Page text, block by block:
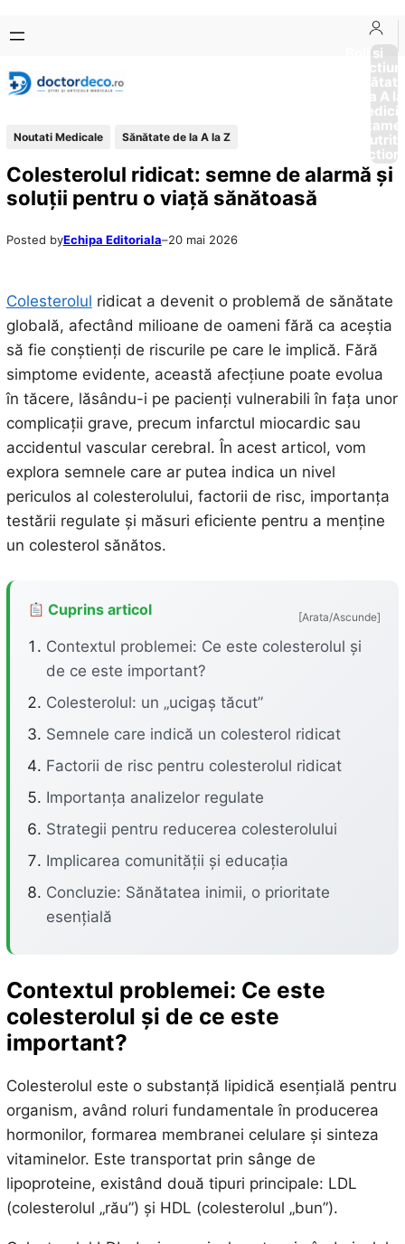
conținut
content
Boli si
Afectiuni
Sănătate
de la A
Noutati Medicale Sănătate de la A la Z
Colesterolul ridicat: semne de alarmă și
soluții pentru o viață sănătoasă
Posted byEchipa Editoriala–20 mai 2026
Colesterolul ridicat a devenit o problemă de sănătate
globală, afectând milioane de oameni fără ca aceștia
să fie conștienți de riscurile pe care le implică. Fără
simptome evidente, această afecțiune poate evolua
în tăcere, lăsându-i pe pacienți vulnerabili în fața unor
complicații grave, precum infarctul miocardic sau
accidentul vascular cerebral. În acest articol, vom
explora semnele care ar putea indica un nivel
periculos al colesterolului, factorii de risc, importanța
testării regulate și măsuri eficiente pentru a menține
un colesterol sănătos.
Cuprins articol [Arata/Ascunde]
Contextul problemei: Ce este colesterolul și
de ce este important?
Colesterolul: un „ucigaș tăcut”
Semnele care indică un colesterol ridicat
Factorii de risc pentru colesterolul ridicat
Importanța analizelor regulate
Strategii pentru reducerea colesterolului
Implicarea comunității și educația
Concluzie: Sănătatea inimii, o prioritate
esențială
Contextul problemei: Ce este
colesterolul și de ce este
important?
Colesterolul este o substanță lipidică esențială pentru
organism, având roluri fundamentale în producerea
hormonilor, formarea membranei celulare și sinteza
vitaminelor. Este transportat prin sânge de
lipoproteine, existând două tipuri principale: LDL
(colesterolul „rău”) și HDL (colesterolul „bun”).